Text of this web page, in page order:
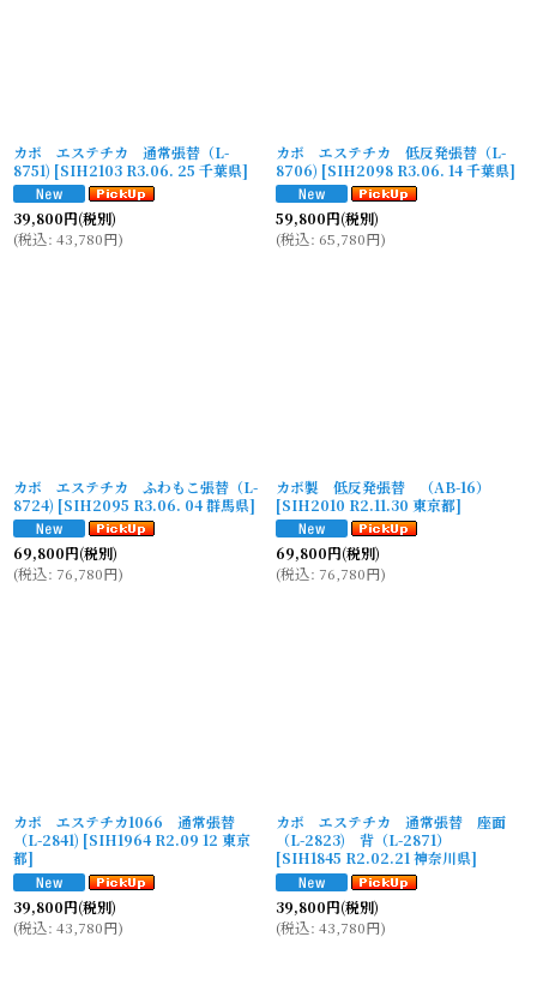
カボ エステチカ 通常張替（L-
8751) [SIH2103 R3.06. 25 千葉県]
39,800円(税別)
(税込: 43,780円)
カボ エステチカ 低反発張替（L-
8706) [SIH2098 R3.06. 14 千葉県]
59,800円(税別)
(税込: 65,780円)
カボ エステチカ ふわもこ張替（L-
8724) [SIH2095 R3.06. 04 群馬県]
69,800円(税別)
(税込: 76,780円)
カボ製 低反発張替 （AB-16）
[SIH2010 R2.11.30 東京都]
69,800円(税別)
(税込: 76,780円)
カボ エステチカ1066 通常張替
（L-2841) [SIH1964 R2.09 12 東京
都]
39,800円(税別)
(税込: 43,780円)
カボ エステチカ 通常張替 座面
（L-2823) 背（L-2871）
[SIH1845 R2.02.21 神奈川県]
39,800円(税別)
(税込: 43,780円)